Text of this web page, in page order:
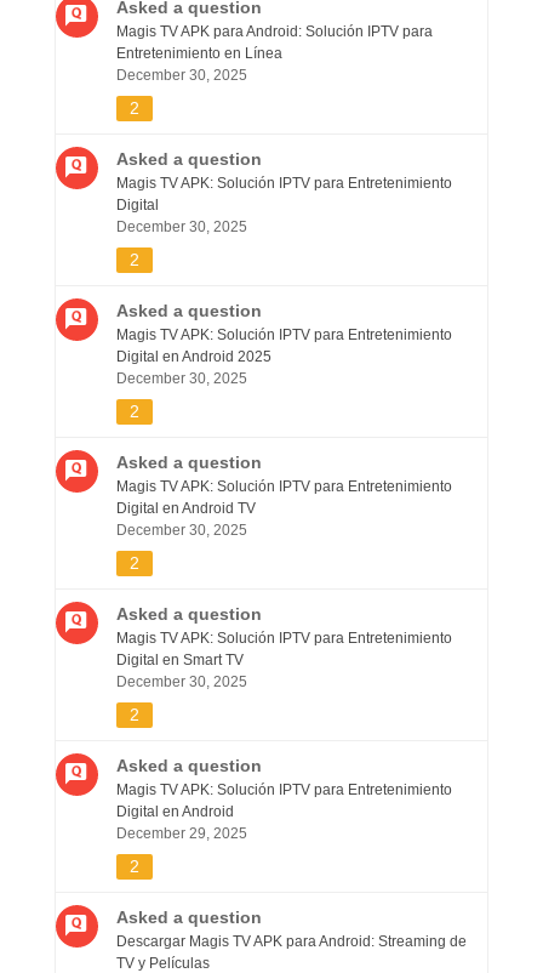
Asked a question
Magis TV APK para Android: Solución IPTV para
Entretenimiento en Línea
December 30, 2025
2
Asked a question
Magis TV APK: Solución IPTV para Entretenimiento
Digital
December 30, 2025
2
Asked a question
Magis TV APK: Solución IPTV para Entretenimiento
Digital en Android 2025
December 30, 2025
2
Asked a question
Magis TV APK: Solución IPTV para Entretenimiento
Digital en Android TV
December 30, 2025
2
Asked a question
Magis TV APK: Solución IPTV para Entretenimiento
Digital en Smart TV
December 30, 2025
2
Asked a question
Magis TV APK: Solución IPTV para Entretenimiento
Digital en Android
December 29, 2025
2
Asked a question
Descargar Magis TV APK para Android: Streaming de
TV y Películas